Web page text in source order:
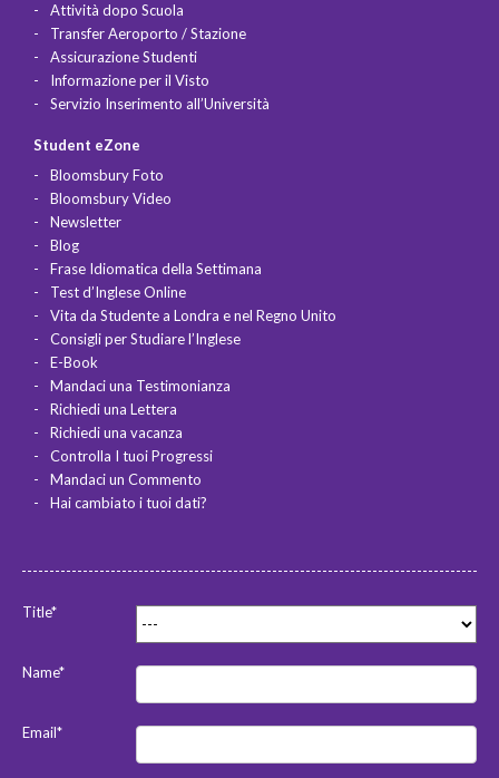
Attività dopo Scuola
Transfer Aeroporto / Stazione
Assicurazione Studenti
Informazione per il Visto
Servizio Inserimento all’Università
Student eZone
Bloomsbury Foto
Bloomsbury Video
Newsletter
Blog
Frase Idiomatica della Settimana
Test d’Inglese Online
Vita da Studente a Londra e nel Regno Unito
Consigli per Studiare l’Inglese
E-Book
Mandaci una Testimonianza
Richiedi una Lettera
Richiedi una vacanza
Controlla I tuoi Progressi
Mandaci un Commento
Hai cambiato i tuoi dati?
Title*
Name*
Email*